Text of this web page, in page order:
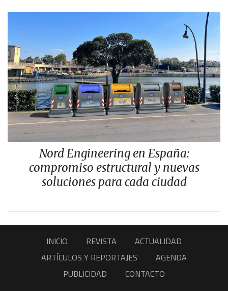
Nord Engineering en España:
compromiso estructural y nuevas
soluciones para cada ciudad
INICIO REVISTA
ACTUALIDAD
ARTÍCULOS Y REPORTAJES
AGENDA
PUBLICIDAD
CONTACTO